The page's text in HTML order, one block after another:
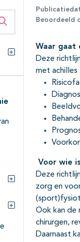
Zoeken binnen
Alles openklappen
Subpagina's
Subpagina's
Beoordeeld
Waar gaat
Deze
met
Voor wie
Deze
zorg en
Ook kan de
chirurgen,
Daarnaast